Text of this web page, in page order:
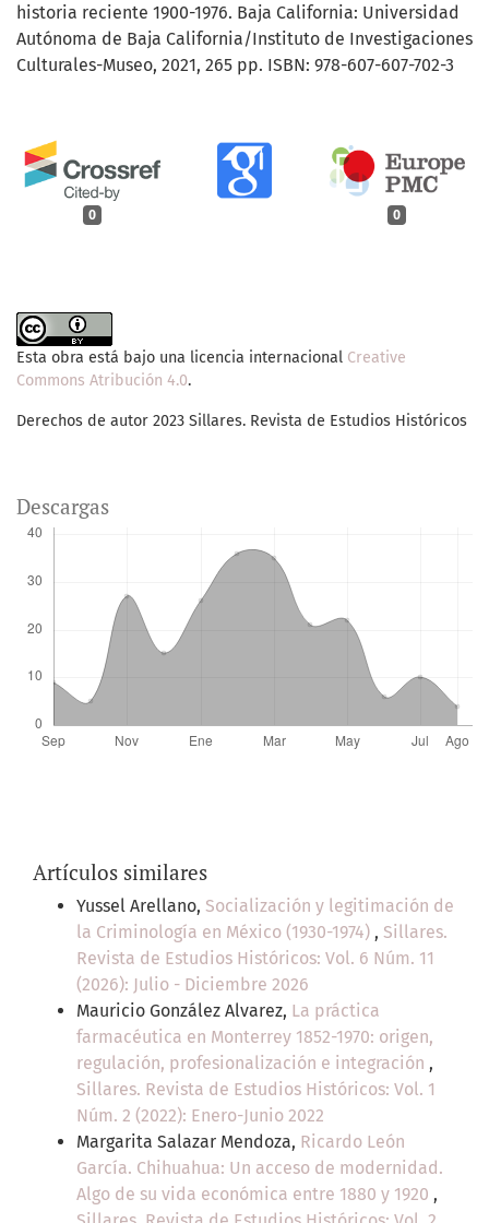
0 0
historia reciente 1900-1976. Baja California: Universidad
Autónoma de Baja California/Instituto de Investigaciones
Culturales-Museo, 2021, 265 pp. ISBN: 978-607-607-702-3
Esta obra está bajo una licencia internacional Creative
Commons Atribución 4.0.
Derechos de autor 2023 Sillares. Revista de Estudios Históricos
Descargas
Artículos similares
Yussel Arellano, Socialización y legitimación de
la Criminología en México (1930-1974) , Sillares.
Revista de Estudios Históricos: Vol. 6 Núm. 11
(2026): Julio - Diciembre 2026
Mauricio González Alvarez, La práctica
farmacéutica en Monterrey 1852-1970: origen,
regulación, profesionalización e integración ,
Sillares. Revista de Estudios Históricos: Vol. 1
Núm. 2 (2022): Enero-Junio 2022
Margarita Salazar Mendoza, Ricardo León
García. Chihuahua: Un acceso de modernidad.
Algo de su vida económica entre 1880 y 1920 ,